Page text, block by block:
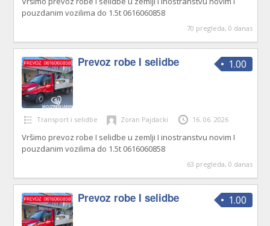
pouzdanim vozilima do 1.5t 0616060858
70 pregleda, 0 danas
1.00
Prevoz robe I selidbe
Transport i selidbe Zoran Pajdacki 16. 06. 2026
Vršimo prevoz robe I selidbe u zemlji I inostranstvu novim I
pouzdanim vozilima do 1.5t 0616060858
63 pregleda, 0 danas
1.00
Prevoz robe I selidbe